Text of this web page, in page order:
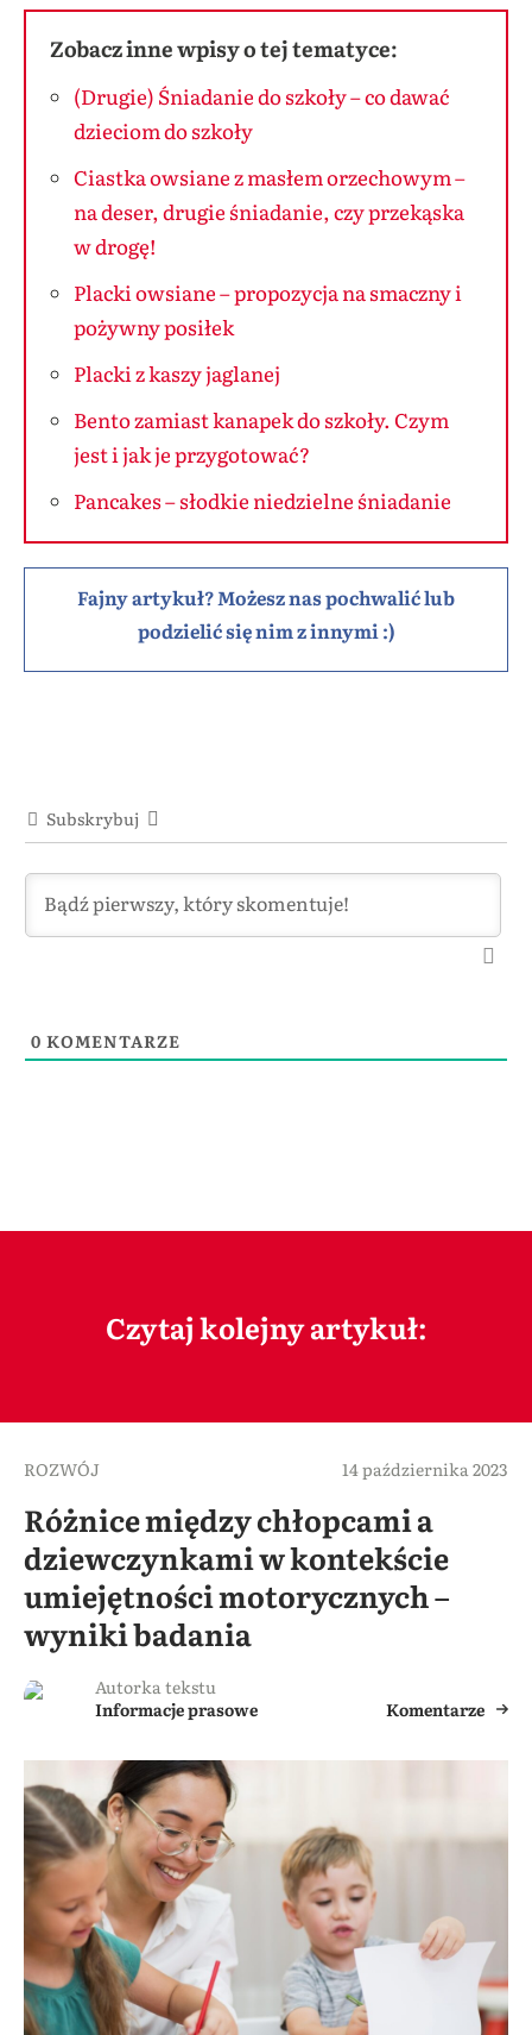
Zobacz inne wpisy o tej tematyce:
(Drugie) Śniadanie do szkoły – co dawać
dzieciom do szkoły
Ciastka owsiane z masłem orzechowym –
na deser, drugie śniadanie, czy przekąska
w drogę!
Placki owsiane – propozycja na smaczny i
pożywny posiłek
Placki z kaszy jaglanej
Bento zamiast kanapek do szkoły. Czym
jest i jak je przygotować?
Pancakes – słodkie niedzielne śniadanie
Fajny artykuł? Możesz nas pochwalić lub
podzielić się nim z innymi :)
Subskrybuj
0 KOMENTARZE
Czytaj kolejny artykuł:
ROZWÓJ 14 października 2023
Różnice między chłopcami a
dziewczynkami w kontekście
umiejętności motorycznych –
wyniki badania
Autorka tekstu
Informacje prasowe
Komentarze